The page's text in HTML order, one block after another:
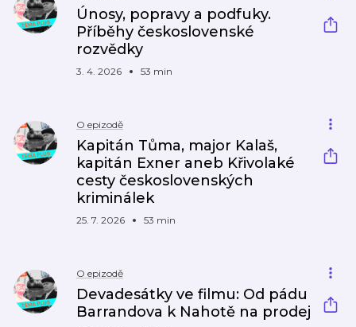
Únosy, popravy a podfuky.
Příběhy československé
rozvědky
3. 4. 2026 53 min
O epizodě
Kapitán Tůma, major Kalaš,
kapitán Exner aneb Křivolaké
cesty československých
kriminálek
25. 7. 2026 53 min
O epizodě
Devadesátky ve filmu: Od pádu
Barrandova k Nahotě na prodej